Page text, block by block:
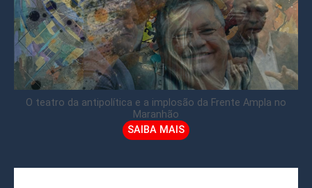
O teatro da antipolítica e a implosão da Frente Ampla no
Maranhão
SAIBA MAIS